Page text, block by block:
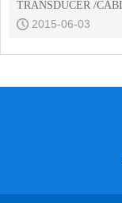
2015-06-03